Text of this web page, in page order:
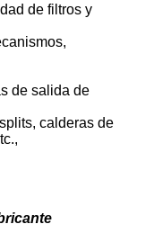
de filtros y
de salida de
calderas de